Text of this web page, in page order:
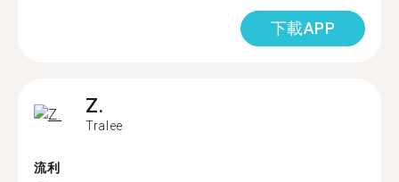
下載APP
Z.
Tralee
流利